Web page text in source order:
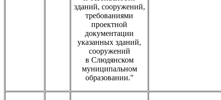
зданий, сооружений,
требованиями
проектной
документации
указанных зданий,
сооружений
в Слюдянском
муниципальном
образовании."